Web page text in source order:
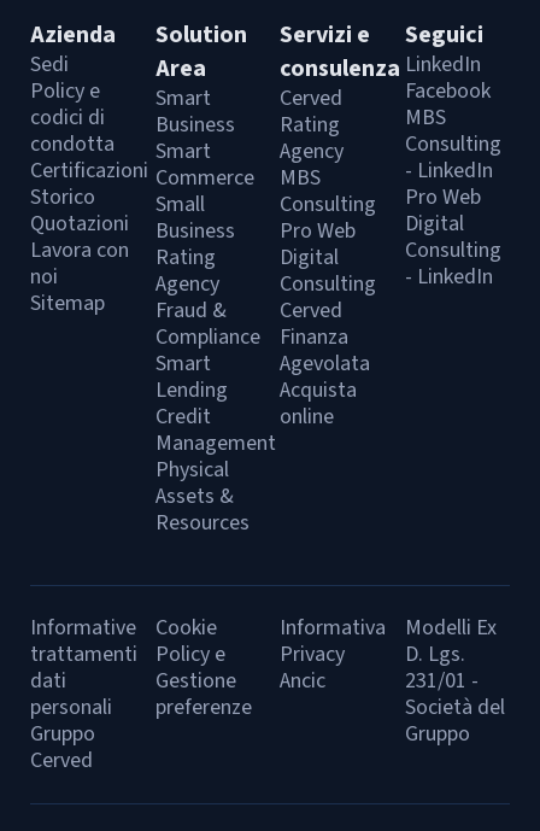
Azienda
Sedi
Policy e
codici di
condotta
Certificazioni
Storico
Quotazioni
Lavora con
noi
Sitemap
Solution
Area
Smart
Business
Smart
Commerce
Small
Business
Rating
Agency
Fraud &
Compliance
Smart
Lending
Credit
Management
Physical
Assets &
Resources
Servizi e
consulenza
Cerved
Rating
Agency
MBS
Consulting
Pro Web
Digital
Consulting
Cerved
Finanza
Agevolata
Acquista
online
Seguici
LinkedIn
Facebook
MBS
Consulting
- LinkedIn
Pro Web
Digital
Consulting
- LinkedIn
Informative
trattamenti
dati
personali
Gruppo
Cerved
Cookie
Policy e
Gestione
preferenze
Informativa
Privacy
Ancic
Modelli Ex
D. Lgs.
231/01 -
Società del
Gruppo